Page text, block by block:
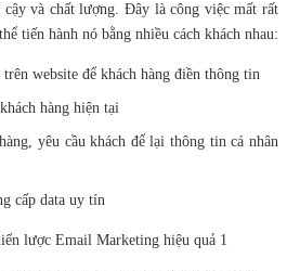
và chất lượng. Đây là công việc mất rất
tiến hành nó bằng nhiều cách khách nhau:
website để khách hàng điền thông tin
hàng hiện tại
yêu cầu khách để lại thông tin cá nhân
cấp data uy tín